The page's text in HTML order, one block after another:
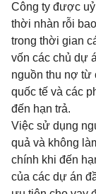
Công ty được
thời nhàn rỗi
trong thời gian
vốn các chủ dự
nguồn thu nợ từ
quốc tế và các
đến hạn trả.
Việc sử dụng
quả và không
chính khi đến
của các dự án